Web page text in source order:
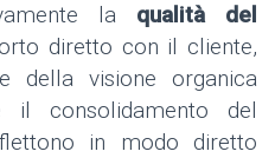
la qualità del
diretto con il cliente,
della visione organica
il consolidamento del
in modo diretto